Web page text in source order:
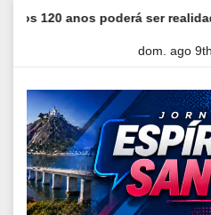
poderá ser realidade
dom. ago